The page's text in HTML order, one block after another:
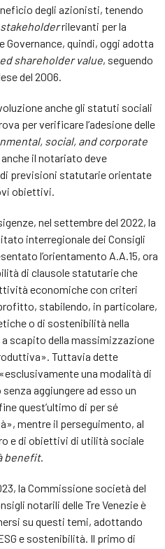
degli azionisti, tenendo
stakeholderrilevanti per la
Governance, quindi, oggi adotta
shareholder value, seguendo
del 2006.
anche gli statuti sociali
per verificare l’adesione delle
social, and corporate
anche il notariato deve
previsioni statutarie orientate
obiettivi.
nel settembre del 2022, la
interregionale dei Consigli
l’orientamento A.A.15, ora
di clausole statutarie che
economiche con criteri
stabilendo, in particolare,
o di sostenibilità nella
scapito della massimizzazione
Tuttavia dette
una modalità di
aggiungere ad esso un
quest’ultimo di per sé
mentre il perseguimento, al
e di obiettivi di utilità sociale
benefit.
la Commissione società del
notarili delle Tre Venezie è
su questi temi, adottando
e sostenibilità. Il primo di